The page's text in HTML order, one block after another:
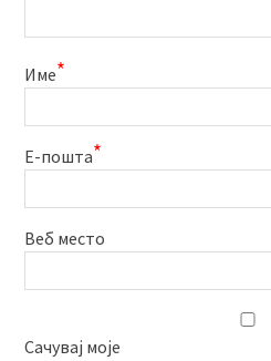
Име*
Е-пошта*
Веб место
Сачувај моје